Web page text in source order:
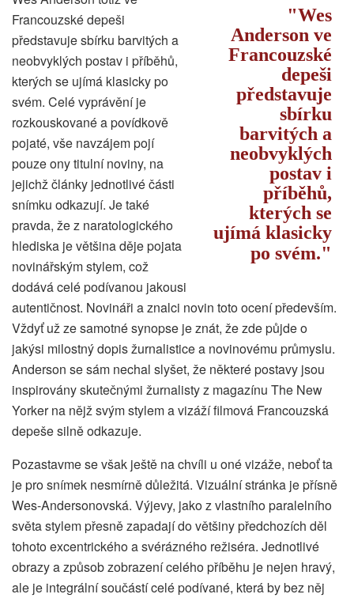
Wes
Anderson ve
Francouzské
depeši
představuje
sbírku
barvitých a
neobvyklých
postav i
příběhů,
kterých se
ujímá klasicky
po svém.
Francouzské depeši
představuje sbírku barvitých a
neobvyklých postav i příběhů,
kterých se ujímá klasicky po
svém. Celé vyprávění je
rozkouskované a povídkově
pojaté, vše navzájem pojí
pouze ony titulní noviny, na
jejichž články jednotlivé části
snímku odkazují. Je také
pravda, že z naratologického
hlediska je většina děje pojata
novinářským stylem, což
dodává celé podívanou jakousi
autentičnost. Novináři a znalci novin toto ocení především.
Vždyť už ze samotné synopse je znát, že zde půjde o
jakýsi milostný dopis žurnalistice a novinovému průmyslu.
Anderson se sám nechal slyšet, že některé postavy jsou
inspirovány skutečnými žurnalisty z magazínu The New
Yorker na nějž svým stylem a vizáží filmová Francouzská
depeše silně odkazuje.
Pozastavme se však ještě na chvíli u oné vizáže, neboť ta
je pro snímek nesmírně důležitá. Vizuální stránka je přísně
Wes-Andersonovská. Výjevy, jako z vlastního paralelního
světa stylem přesně zapadají do většiny předchozích děl
tohoto excentrického a svérázného režiséra. Jednotlivé
obrazy a způsob zobrazení celého příběhu je nejen hravý,
ale je integrální součástí celé podívané, která by bez něj